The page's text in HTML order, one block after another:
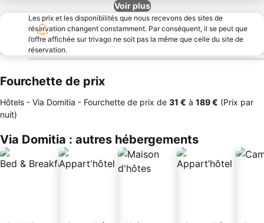
Voir plus
Les prix et les disponibilités que nous recevons des sites de
réservation changent constamment. Par conséquent, il se peut que
l’offre affichée sur trivago ne soit pas la même que celle du site de
réservation.
Fourchette de prix
Hôtels - Via Domitia - Fourchette de prix de ‎31 € à ‎189 € (Prix par
nuit)
Via Domitia : autres hébergements